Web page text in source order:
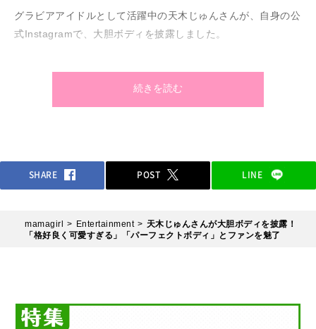
グラビアアイドルとして活躍中の天木じゅんさんが、自身の公
式Instagramで、大胆ボディを披露しました。
続きを読む
SHARE POST LINE
mamagirl Entertainment
天木じゅんさんが大胆ボディを披露！
「格好良く可愛すぎる」「パーフェクトボディ」とファンを魅了